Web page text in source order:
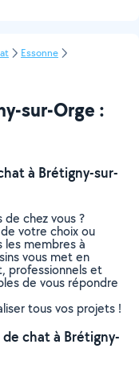
Essonne
sur-Orge :
à Brétigny-sur-
chez vous ?
votre choix ou
membres à
vous met en
professionnels et
de vous répondre
tous vos projets !
chat à Brétigny-